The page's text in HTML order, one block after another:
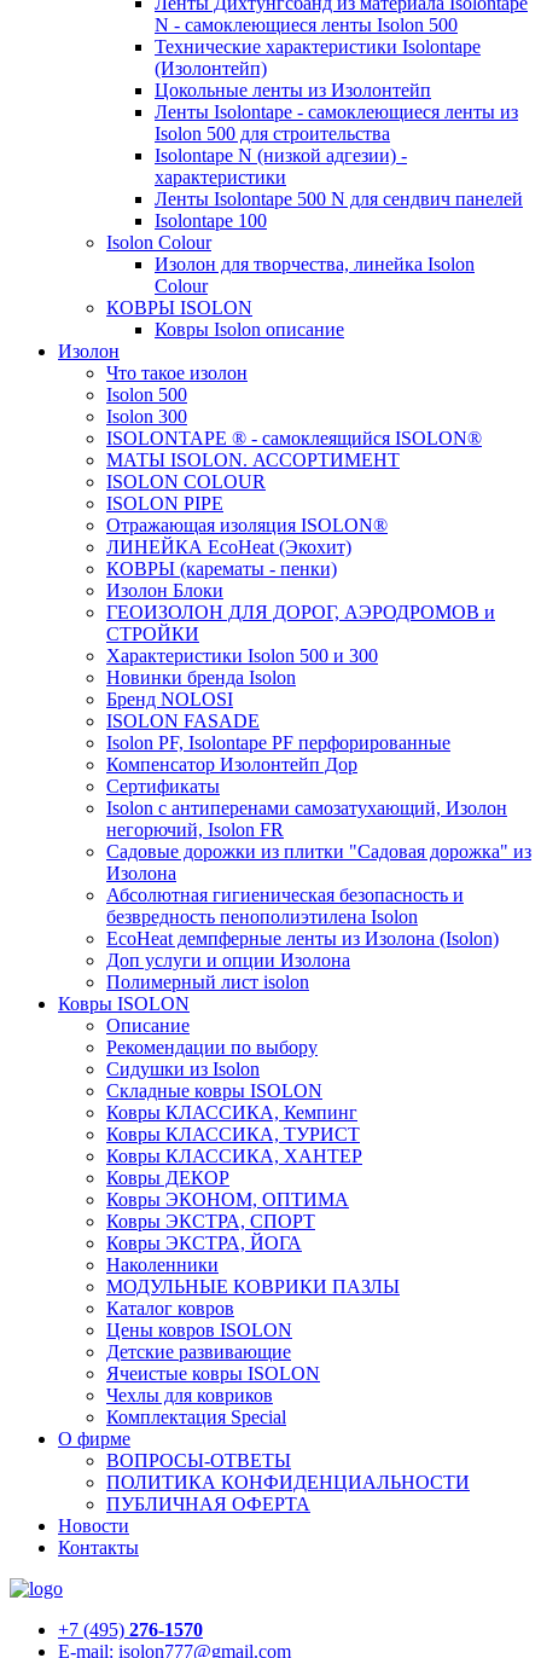
N - самоклеющиеся ленты Isolon 500
Технические характеристики Isolontape
(Изолонтейп)
Цокольные ленты из Изолонтейп
Ленты Isolontape - самоклеющиеся ленты из
Isolon 500 для строительства
Isolontape N (низкой адгезии) -
характеристики
Ленты Isolontape 500 N для сендвич панелей
Isolontape 100
Isolon Colour
Изолон для творчества, линейка Isolon
Colour
КОВРЫ ISOLON
Ковры Isolon описание
Изолон
Что такое изолон
Isolon 500
Isolon 300
ISOLONTAPE ® - самоклеящийся ISOLON®
МАТЫ ISOLON. АССОРТИМЕНТ
ISOLON COLOUR
ISOLON PIPE
Отражающая изоляция ISOLON®
ЛИНЕЙКА EcoHeat (Экохит)
КОВРЫ (карематы - пенки)
Изолон Блоки
ГЕОИЗОЛОН ДЛЯ ДОРОГ, АЭРОДРОМОВ и
СТРОЙКИ
Характеристики Isolon 500 и 300
Новинки бренда Isolon
Бренд NOLOSI
ISOLON FASADE
Isolon PF, Isolontape PF перфорированные
Компенсатор Изолонтейп Дор
Сертификаты
Isolon с антиперенами самозатухающий, Изолон
негорючий, Isolon FR
Садовые дорожки из плитки "Садовая дорожка" из
Изолона
Абсолютная гигиеническая безопасность и
безвредность пенополиэтилена Isolon
EcoHeat демпферные ленты из Изолона (Isolon)
Доп услуги и опции Изолона
Полимерный лист isolon
Ковры ISOLON
Описание
Рекомендации по выбору
Сидушки из Isolon
Складные ковры ISOLON
Ковры КЛАССИКА, Кемпинг
Ковры КЛАССИКА, ТУРИСТ
Ковры КЛАССИКА, ХАНТЕР
Ковры ДЕКОР
Ковры ЭКОНОМ, ОПТИМА
Ковры ЭКСТРА, СПОРТ
Ковры ЭКСТРА, ЙОГА
Наколенники
МОДУЛЬНЫЕ КОВРИКИ ПАЗЛЫ
Каталог ковров
Цены ковров ISOLON
Детские развивающие
Ячеистые ковры ISOLON
Чехлы для ковриков
Комплектация Special
О фирме
ВОПРОСЫ-ОТВЕТЫ
ПОЛИТИКА КОНФИДЕНЦИАЛЬНОСТИ
ПУБЛИЧНАЯ ОФЕРТА
Новости
Контакты
+7 (495) 276-1570
E-mail: isolon777@gmail.com